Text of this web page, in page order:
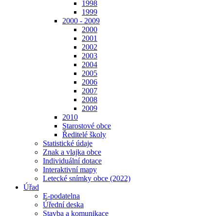
1998
1999
2000 - 2009
2000
2001
2002
2003
2004
2005
2006
2007
2008
2009
2010
Starostové obce
Ředitelé školy
Statistické údaje
Znak a vlajka obce
Individuální dotace
Interaktivní mapy
Letecké snímky obce (2022)
Úřad
E-podatelna
Úřední deska
Stavba a komunikace